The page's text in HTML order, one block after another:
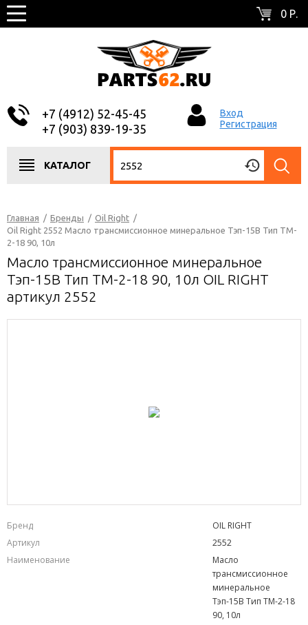
0 Р.
+7 (4912) 52-45-45
+7 (903) 839-19-35
Вход
Регистрация
КАТАЛОГ
Главная / Бренды / Oil Right /
Oil Right 2552 Масло трансмиссионное минеральное Тэп-15В Тип TM-
2-18 90, 10л
Масло трансмиссионное минеральное
Тэп-15В Тип TM-2-18 90, 10л OIL RIGHT
артикул 2552
Бренд
OIL RIGHT
Артикул
2552
Наименование
Масло
трансмиссионное
минеральное
Тэп-15В Тип TM-2-18
90, 10л